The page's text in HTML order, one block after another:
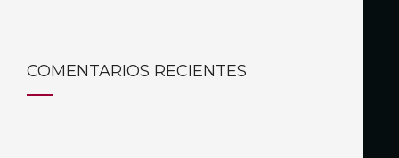
COMENTARIOS RECIENTES